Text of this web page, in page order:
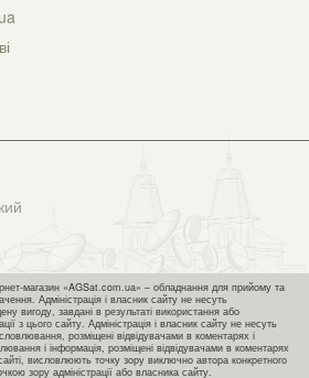
магазин «AGSat.com.ua» – обладнання для прийому та
Адміністрація і власник сайту не несуть
вигоду, завдані в результаті використання або
з цього сайту. Адміністрація і власник сайту не несуть
розміщені відвідувачами в коментарях і
і інформація, розміщені відвідувачами в коментарях
висловлюють точку зору виключно автора конкретного
зору адміністрації або власника сайту.